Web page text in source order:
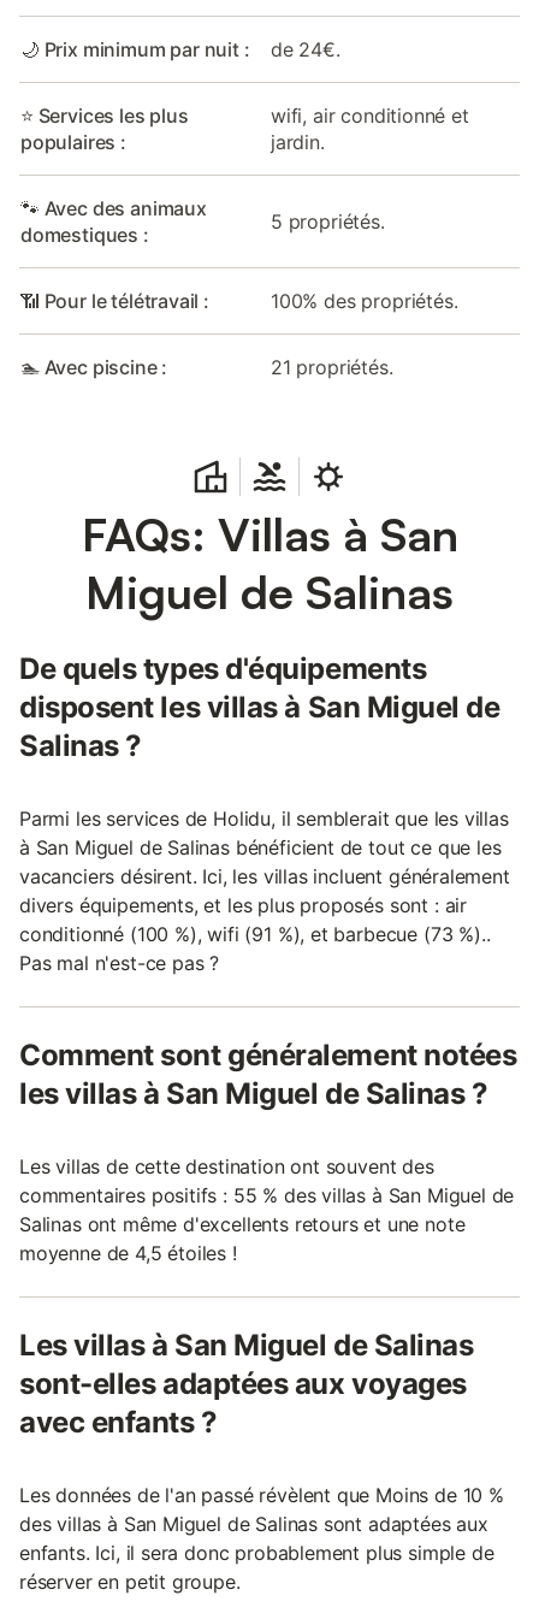
🌙 Prix minimum par nuit : de 24€.
⭐ Services les plus
populaires :
wifi, air conditionné et
jardin.
🐾 Avec des animaux
domestiques :
5 propriétés.
📶 Pour le télétravail : 100% des propriétés.
🏊 Avec piscine : 21 propriétés.
FAQs: Villas à San
Miguel de Salinas
De quels types d'équipements
disposent les villas à San Miguel de
Salinas ?
Parmi les services de Holidu, il semblerait que les villas
à San Miguel de Salinas bénéficient de tout ce que les
vacanciers désirent. Ici, les villas incluent généralement
divers équipements, et les plus proposés sont : air
conditionné (100 %), wifi (91 %), et barbecue (73 %)..
Pas mal n'est-ce pas ?
Comment sont généralement notées
les villas à San Miguel de Salinas ?
Les villas de cette destination ont souvent des
commentaires positifs : 55 % des villas à San Miguel de
Salinas ont même d'excellents retours et une note
moyenne de 4,5 étoiles !
Les villas à San Miguel de Salinas
sont-elles adaptées aux voyages
avec enfants ?
Les données de l'an passé révèlent que Moins de 10 %
des villas à San Miguel de Salinas sont adaptées aux
enfants. Ici, il sera donc probablement plus simple de
réserver en petit groupe.